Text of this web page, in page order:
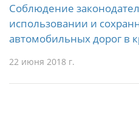
Соблюдение
использовании и
автомобильных дорог в
22 июня 2018 г.